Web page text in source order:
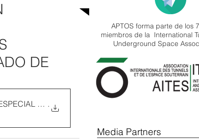
DE
PARA DETERMINAR LAS PROPIEDADES
.
APTOS forma parte de los
miembros de la International
Underground Space
Media Partners